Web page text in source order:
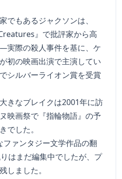
でもあるジャクソンは、
』で批評家から高
際の殺人事件を基に、ケ
初の映画出演で主演してい
シルバーライオン賞を受賞
きなブレイクは2001年に訪
映画祭で『指輪物語』の予
でした。
ファンタジー文学作品の翻
はまだ編集中でしたが、プ
しました。